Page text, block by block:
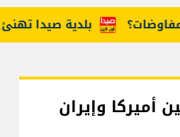
بلدية صيدا تهنئ
أميركا وإيران